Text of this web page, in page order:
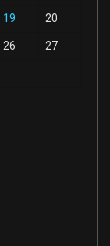
19 20
26 27